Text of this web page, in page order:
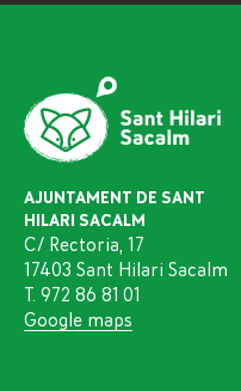
AJUNTAMENT DE SANT
HILARI SACALM
C/ Rectoria, 17
17403 Sant Hilari Sacalm
T. 972 86 81 01
Google maps